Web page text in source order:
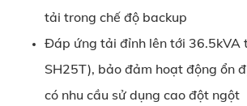
tải trong chế độ backup
Đáp ứng tải đỉnh lên tới 36.5kVA
SH25T), bảo đảm hoạt động ổn
có nhu cầu sử dụng cao đột ngột